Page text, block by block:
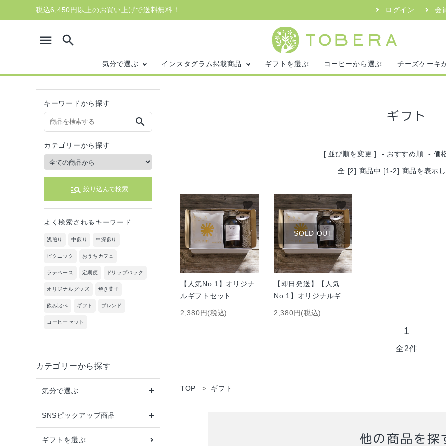
税込6,450円以上のお買い上げで送料無料！ ログイン 会
menu search
気分で選ぶ インスタグラム掲載商品 ギフトを選ぶ コーヒーから選ぶ チーズケーキ
search
インスタグラム掲載商品
コーヒーから選ぶ
チーズケーキから選ぶ
お得なTOBERAの定期便
価格から探す
INFORMATIOM
ギフト
[ 並び順を変更 ] - おすすめ順 - 価
全 [2] 商品中 [1-2] 商品を表示
【人気No.1】オリジナ
ルギフトセット
2,380円(税込)
favorite
SOLD OUT
【即日発送】【人気
No.1】オリジナルギフ
2,380円(税込)
favorite
1
全2件
TOP ギフト
他の商品を探
キーワードから探す
search
カテゴリーから探す
manage_search 絞り込んで検索
よく検索されるキーワード
浅煎り 中煎り 中深煎り
ピクニック おうちカフェ
ラテベース 定期便 ドリップバック
オリジナルグッズ 焼き菓子
飲み比べ ギフト ブレンド
コーヒーセット
カテゴリーから探す
気分で選ぶ
SNSピックアップ商品
ギフトを選ぶ